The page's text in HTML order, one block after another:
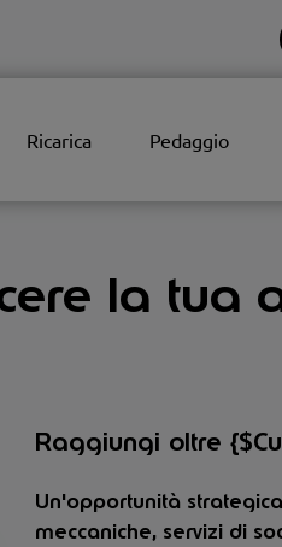
Ricarica Pedaggio
la tua
Raggiungi oltre
Un'opportunità
meccaniche, servizi di